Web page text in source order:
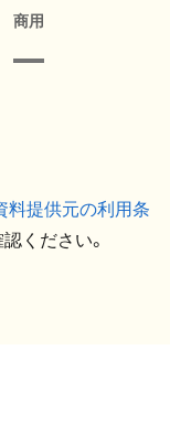
商用
料提供元の利用条
ください。